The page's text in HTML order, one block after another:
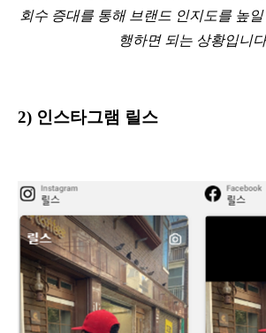
회수 증대를 통해 브랜드 인지도를 높
행하면 되는 상황입니
2) 인스타그램 릴스